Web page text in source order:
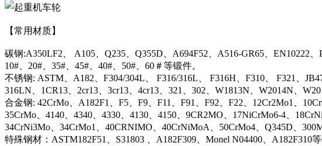
【常用材质】
碳钢:A350LF2、 A105、Q235、Q355D、A694F52、A516-GR65、EN10222
10#、20#、35#、45#、40#、50#、60＃等锻件。
不锈钢: ASTM、A182、F304/304L、 F316/316L、 F316H、F310、 F321、
316LN、1CR13、2cr13、3cr13、4cr13、321、302、W1813N、W2014N、
合金钢: 42CrMo、A182F1、F5、F9、F11、F91、F92、F22、12Cr2Mo1、
35CrMo、4140、4340、4330、4130、4150、9CR2MO、17NiCrMo6-4、
34CrNi3Mo、34CrMo1、40CRNIMO、40CrNiMoA、50CrMo4、Q345D、
特殊钢材：ASTM182F51、S31803 、A182F309、Monel N04400、A182F310等